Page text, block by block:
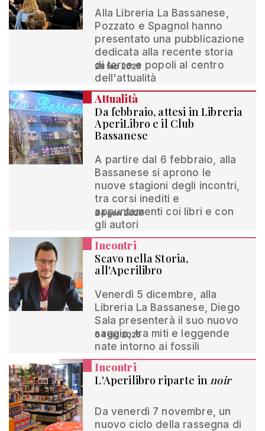
Alla Libreria La Bassanese,
Pozzato e Spagnol hanno
presentato una pubblicazione
dedicata alla recente storia
di terre e popoli al centro
dell'attualità
28 feb 2026
Attualità
Da febbraio, attesi in Libreria
AperiLibro e il Club
Bassanese
A partire dal 6 febbraio, alla
Bassanese si aprono le
nuove stagioni degli incontri,
tra corsi inediti e
appuntamenti coi libri e con
gli autori
24 gen 2026
Incontri
Scavo nella Storia,
all'Aperilibro
Venerdì 5 dicembre, alla
Libreria La Bassanese, Diego
Sala presenterà il suo nuovo
saggio, tra miti e leggende
nate intorno ai fossili
04 dic 2025
Incontri
L'Aperilibro riparte innoir
Da venerdì 7 novembre, un
nuovo ciclo della rassegna di